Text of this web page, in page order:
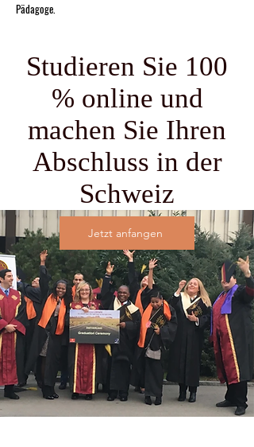
Pädagoge.
Studieren Sie 100
% online und
machen Sie Ihren
Abschluss in der
Schweiz
Jetzt anfangen